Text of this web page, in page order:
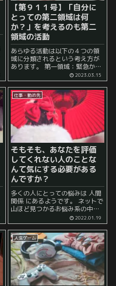
【第９１１号】「自分に
とっての第二領域は何
か？」を考えるのも第二
領域の活動
あらゆる活動は以下の４つの領
域に分類されるという考え方が
あります。 第一領域：緊急かつ
ないけど重要な活動 第三領域：
緊急だけど重要ではない活動 第
四領域：緊急でも重要でもない
活動 ...
2023.03.15
仕事・勤め先
そもそも、あなたを評価
してくれない人のことな
んて気にする必要がある
んですか？
多くの人にとっての悩みは 人間
関係 にあるようです。 ネットで
山ほど見つかるお悩み系の中に
好きな人から私はどう思われて
いるのでしょうか？」 「勤め先
の上司から自分は評価されてい
る...
2022.01.19
人生ゲーム